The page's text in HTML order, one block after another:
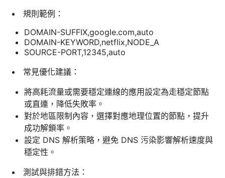
規則範例：
DOMAIN-SUFFIX,google.com,auto
DOMAIN-KEYWORD,netflix,NODE_A
SOURCE-PORT,12345,auto
常見優化建議：
將高耗流量或需要穩定連線的應用設定為走穩定節點
或直連，降低失敗率。
對於地區限制內容，選擇對應地理位置的節點，提升
成功解鎖率。
設定 DNS 解析策略，避免 DNS 污染影響解析速度與
穩定性。
測試與排錯方法：